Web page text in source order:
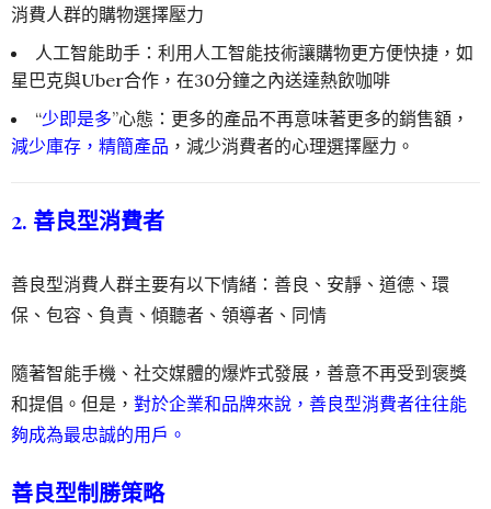
消費人群的購物選擇壓力
人工智能助手：利用人工智能技術讓購物更方便快捷，如
星巴克與Uber合作，在30分鐘之內送達熱飲咖啡
“少即是多”心態：更多的產品不再意味著更多的銷售額，
減少庫存，精簡產品 ，減少消費者的心理選擇壓力。
2. 善良型消費者
善良型消費人群主要有以下情緒：善良、安靜、道德、環
保、包容、負責、傾聽者、領導者、同情
隨著智能手機、社交媒體的爆炸式發展，善意不再受到褒獎
和提倡。但是， 對於企業和品牌來說，善良型消費者往往能
夠成為最忠誠的用戶。
善良型制勝策略